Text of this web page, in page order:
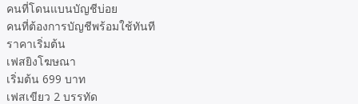
คนที่โดนแบนบัญชีบ่อย
คนที่ต้องการบัญชีพร้อมใช้ทันที
ราคาเริ่มต้น
เฟสยิงโฆษณา
เริ่มต้น 699 บาท
เฟสเขียว 2 บรรทัด